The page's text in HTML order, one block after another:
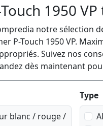
1950 VP
notre sélection
P-Touch 1950 VP.
Suivez nos
dès maintenant
blanc / rouge /
Type